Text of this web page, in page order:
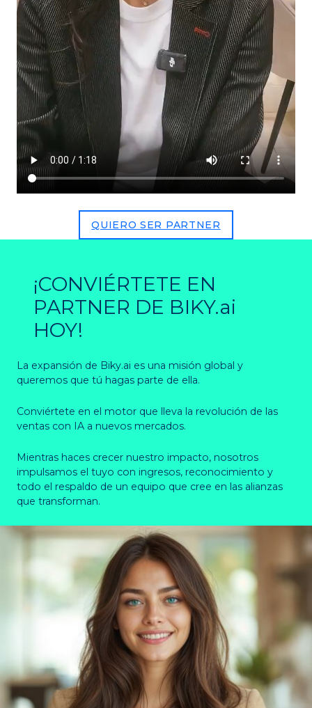
QUIERO SER PARTNER
¡CONVIÉRTETE EN
PARTNER DE BIKY.ai
HOY!
La expansión de Biky.ai es una misión global y
queremos que tú hagas parte de ella.
Conviértete en el motor que lleva la revolución de las
ventas con IA a nuevos mercados.
Mientras haces crecer nuestro impacto, nosotros
impulsamos el tuyo con ingresos, reconocimiento y
todo el respaldo de un equipo que cree en las alianzas
que transforman.